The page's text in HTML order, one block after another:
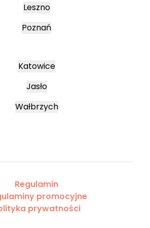
Leszno
Poznań
Katowice
Jasło
Wałbrzych
Regulamin
promocyjne
prywatności